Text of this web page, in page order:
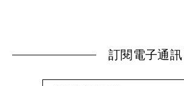
訂閱電子通訊